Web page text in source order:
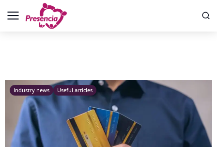
Industry news Useful articles